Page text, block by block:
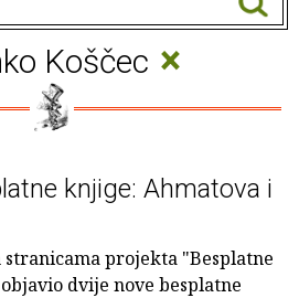
Koščec ×
knjige: Ahmatova i
stranicama projekta "Besplatne
dvije nove besplatne